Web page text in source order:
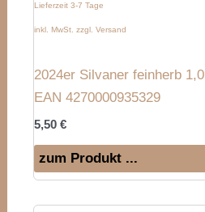
Lieferzeit 3-7 Tage
inkl. MwSt. zzgl. Versand
2024er Silvaner feinherb 1,0l
EAN 4270000935329
5,50€
zum Produkt ...